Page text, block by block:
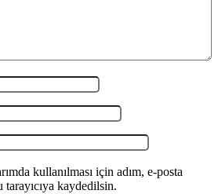
kullanılması için adım, e-posta
kaydedilsin.